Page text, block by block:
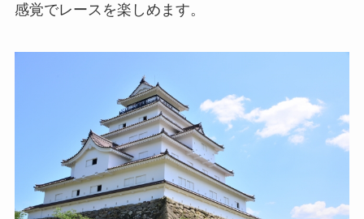
感覚でレースを楽しめます。